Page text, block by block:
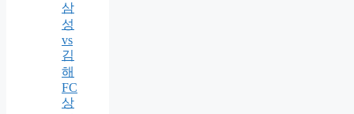
삼
성
vs
김
해
FC
상